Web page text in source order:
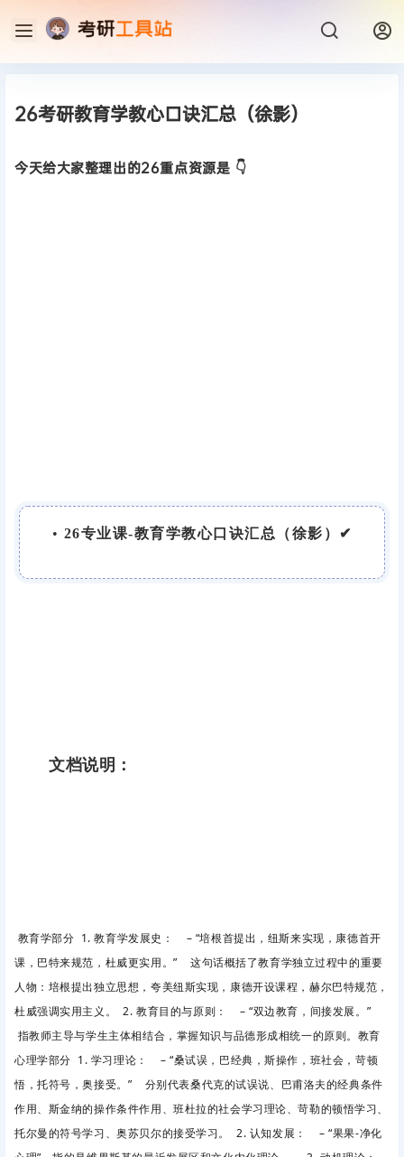
26考研教育学教心口诀汇总（徐影）
今天给大家整理出的26重点资源是 👇
• 26专业课-教育学教心口诀汇总（徐影）✔
文档说明：
教育学部分 1. 教育学发展史： – “培根首提出，纽斯来实现，康德首开
课，巴特来规范，杜威更实用。” 这句话概括了教育学独立过程中的重要
人物：培根提出独立思想，夸美纽斯实现，康德开设课程，赫尔巴特规范，
杜威强调实用主义。 2. 教育目的与原则： – “双边教育，间接发展。”
指教师主导与学生主体相结合，掌握知识与品德形成相统一的原则。教育
心理学部分 1. 学习理论： – “桑试误，巴经典，斯操作，班社会，苛顿
悟，托符号，奥接受。” 分别代表桑代克的试误说、巴甫洛夫的经典条件
作用、斯金纳的操作条件作用、班杜拉的社会学习理论、苛勒的顿悟学习、
托尔曼的符号学习、奥苏贝尔的接受学习。 2. 认知发展： – “果果-净化